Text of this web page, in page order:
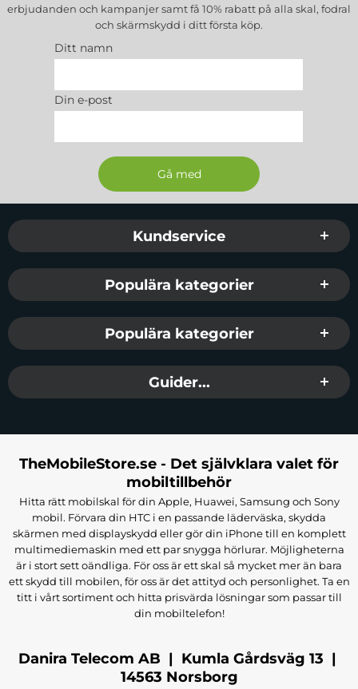
erbjudanden och kampanjer samt få 10% rabatt på alla skal, fodral
och skärmskydd i ditt första köp.
Ditt namn
Din e-post
Sidfot Blandad info och länkar
Kundservice
Populära kategorier
Populära kategorier
Guider...
TheMobileStore.se - Det självklara valet för
mobiltillbehör
Hitta rätt mobilskal för din Apple, Huawei, Samsung och Sony
mobil. Förvara din HTC i en passande läderväska, skydda
skärmen med displayskydd eller gör din iPhone till en komplett
multimediemaskin med ett par snygga hörlurar. Möjligheterna
är i stort sett oändliga. För oss är ett skal så mycket mer än bara
ett skydd till mobilen, för oss är det attityd och personlighet. Ta en
titt i vårt sortiment och hitta prisvärda lösningar som passar till
din mobiltelefon!
Danira Telecom AB | Kumla Gårdsväg 13 |
14563 Norsborg